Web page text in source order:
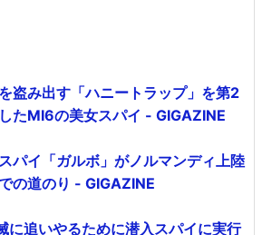
盗み出す「ハニートラップ」を第2
たMI6の美女スパイ - GIGAZINE
パイ「ガルボ」がノルマンディ上陸
の道のり - GIGAZINE
に追いやるために潜入スパイに実行